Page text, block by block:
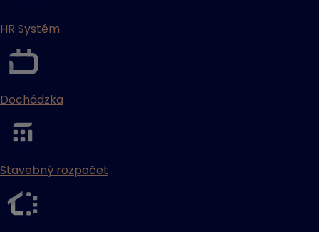
HR Systém
Dochádzka
Stavebný rozpočet